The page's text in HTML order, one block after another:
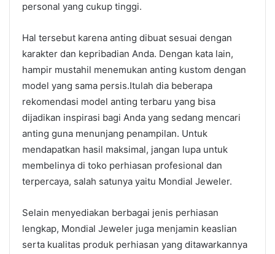
personal yang cukup tinggi.
Hal tersebut karena anting dibuat sesuai dengan
karakter dan kepribadian Anda. Dengan kata lain,
hampir mustahil menemukan anting kustom dengan
model yang sama persis.Itulah dia beberapa
rekomendasi model anting terbaru yang bisa
dijadikan inspirasi bagi Anda yang sedang mencari
anting guna menunjang penampilan. Untuk
mendapatkan hasil maksimal, jangan lupa untuk
membelinya di toko perhiasan profesional dan
terpercaya, salah satunya yaitu Mondial Jeweler.
Selain menyediakan berbagai jenis perhiasan
lengkap, Mondial Jeweler juga menjamin keaslian
serta kualitas produk perhiasan yang ditawarkannya